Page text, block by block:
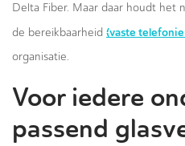
Delta Fiber. Maar daar houdt het
de bereikbaarheid (vaste
organisatie.
Voor iedere
passend